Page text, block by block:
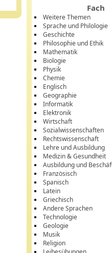
Fach
Weitere Themen
Sprache und Philologie
Geschichte
Philosophie und Ethik
Mathematik
Biologie
Physik
Chemie
Englisch
Geographie
Informatik
Elektronik
Wirtschaft
Sozialwissenschaften
Rechtswissenschaft
Lehre und Ausbildung
Medizin & Gesundheit
Ausbildung und
Französisch
Spanisch
Latein
Griechisch
Andere Sprachen
Technologie
Geologie
Musik
Religion